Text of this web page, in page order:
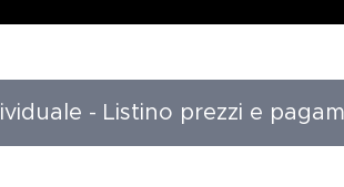
- Listino prezzi e